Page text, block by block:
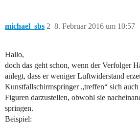
michael_sbs 8. Februar 2016 um 10:57
2
Hallo,
doch das geht schon, wenn der Verfolger
anlegt, dass er weniger Luftwiderstand
Kunstfallschirmspringer „treffen“ sich
Figuren darzustellen, obwohl sie
springen.
Beispiel: